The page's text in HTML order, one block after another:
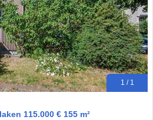
1 / 1
115.000 € 155 m²